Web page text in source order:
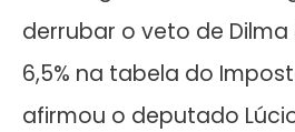
derrubar o veto de
6,5% na tabela do
afirmou o deputado